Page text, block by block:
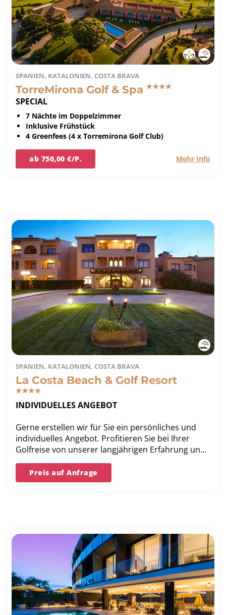
SPANIEN, KATALONIEN, COSTA BRAVA
TorreMirona Golf & Spa
SPECIAL
7 Nächte im Doppelzimmer
Inklusive Frühstück
4 Greenfees (4 x Torremirona Golf Club)
ab 750,00 €/P. Mehr Info
SPANIEN, KATALONIEN, COSTA BRAVA
La Costa Beach & Golf Resort
INDIVIDUELLES ANGEBOT
Gerne erstellen wir für Sie ein persönliches und
individuelles Angebot. Profitieren Sie bei Ihrer
Golfreise von unserer langjährigen Erfahrung und
unserer Bestpreis-Garantie.
Preis auf Anfrage